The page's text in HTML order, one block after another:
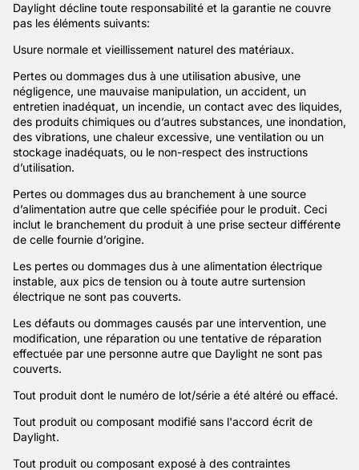
Daylight décline toute responsabilité et la garantie ne couvre
pas les éléments suivants:
Usure normale et vieillissement naturel des matériaux.
Pertes ou dommages dus à une utilisation abusive, une
négligence, une mauvaise manipulation, un accident, un
entretien inadéquat, un incendie, un contact avec des liquides,
des produits chimiques ou d’autres substances, une inondation,
des vibrations, une chaleur excessive, une ventilation ou un
stockage inadéquats, ou le non-respect des instructions
d’utilisation.
Pertes ou dommages dus au branchement à une source
d’alimentation autre que celle spécifiée pour le produit. Ceci
inclut le branchement du produit à une prise secteur différente
de celle fournie d’origine.
Les pertes ou dommages dus à une alimentation électrique
instable, aux pics de tension ou à toute autre surtension
électrique ne sont pas couverts.
Les défauts ou dommages causés par une intervention, une
modification, une réparation ou une tentative de réparation
effectuée par une personne autre que Daylight ne sont pas
couverts.
Tout produit dont le numéro de lot/série a été altéré ou effacé.
Tout produit ou composant modifié sans l'accord écrit de
Daylight.
Tout produit ou composant exposé à des contraintes